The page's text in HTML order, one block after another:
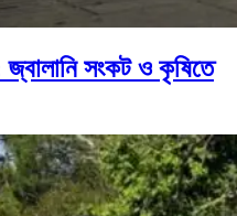
সংকট ও কৃষিতে